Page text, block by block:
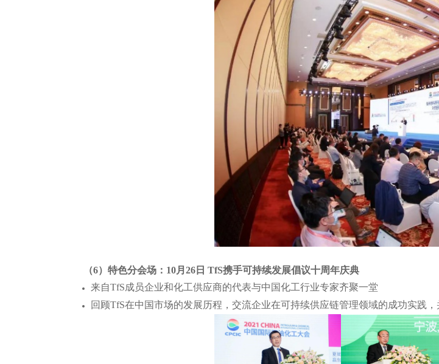
（6）特色分会场：10月26日 TfS携手可持续发展倡议十周年庆典
来自TfS成员企业和化工供应商的代表与中国化工行业专家齐聚一堂
回顾TfS在中国市场的发展历程，交流企业在可持续供应链管理领域的成功实践